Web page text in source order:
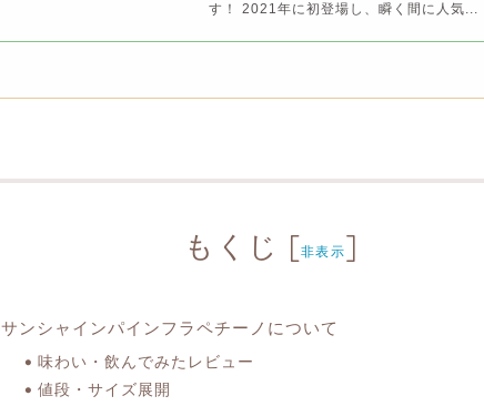
す！ 2021年に初登場し、瞬く間に人気...
もくじ [非表示]
サンシャインパインフラペチーノについて
味わい・飲んでみたレビュー
値段・サイズ展開